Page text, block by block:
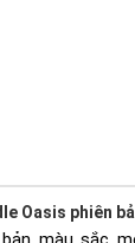
Oasis phiên